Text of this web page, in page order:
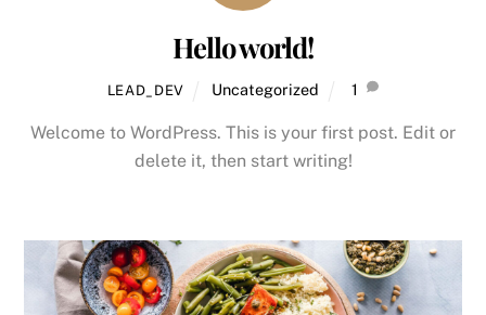
Hello world!
LEAD_DEV Uncategorized 1
Welcome to WordPress. This is your first post. Edit or
delete it, then start writing!